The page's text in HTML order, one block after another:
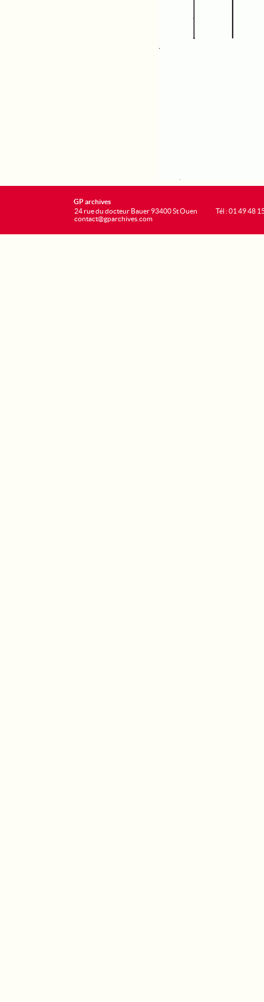
GP archives
24 rue du docteur Bauer 93400 St Ouen
contact@gparchives.com
Tél : 01 49 48